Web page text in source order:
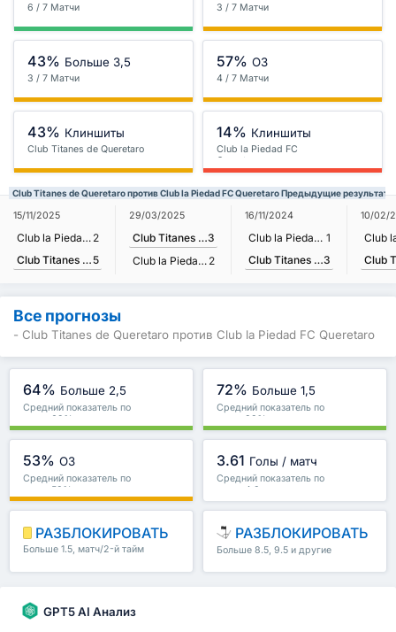
6 / 7 Матчи 3 / 7 Матчи
43% Больше 3,5
3 / 7 Матчи
57% ОЗ
4 / 7 Матчи
43% Клиншиты
Club Titanes de Queretaro
14% Клиншиты
Club la Piedad FC
Queretaro
Club Titanes de Queretaro против Club la Piedad FC Queretaro Предыдущие результаты
15/11/2025
Club la Piedad FC Queretaro 2
Club Titanes de Queretaro5
29/03/2025
Club Titanes de Queretaro3
Club la Piedad FC Queretaro 2
16/11/2024
Club la Piedad FC Queretaro 1
Club Titanes de Queretaro3
10/02/
Все прогнозы
- Club Titanes de Queretaro против Club la Piedad FC Queretaro
64% Больше 2,5
Средний показатель по
лиге : 69%
72% Больше 1,5
Средний показатель по
лиге : 83%
53% ОЗ
Средний показатель по
лиге : 53%
3.61 Голы / матч
Средний показатель по
лиге : 4.3
РАЗБЛОКИРОВАТЬ
Больше 1.5, матч/2-й тайм
РАЗБЛОКИРОВАТЬ
Больше 8.5, 9.5 и другие
GPT5 AI Анализ